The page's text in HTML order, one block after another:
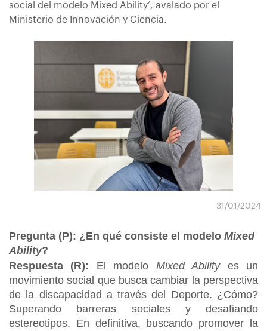
social del modelo Mixed Ability’, avalado por el
Ministerio de Innovación y Ciencia.
31/01/2024
Pregunta (P): ¿En qué consiste el modelo Mixed
Ability?
Respuesta (R): El modelo Mixed Ability
es un
movimiento social que busca cambiar la perspectiva
de la discapacidad a través del Deporte. ¿Cómo?
Superando barreras sociales y desafiando
estereotipos. En definitiva, buscando promover la